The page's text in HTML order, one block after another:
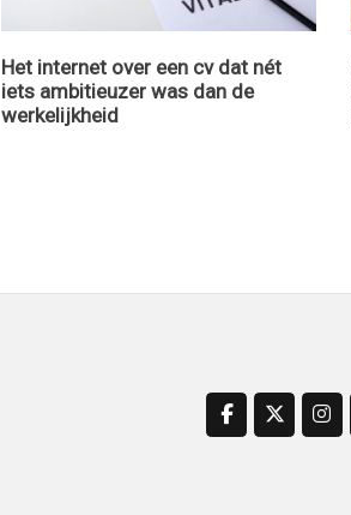
Het internet over een cv dat nét
iets ambitieuzer was dan de
werkelijkheid